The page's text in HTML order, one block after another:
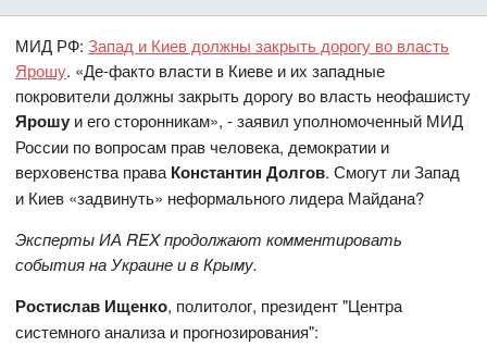
МИД РФ:Запад и Киев должны закрыть дорогу во власть
Ярошу. «Де-факто власти в Киеве и их западные
покровители должны закрыть дорогу во власть неофашисту
Ярошу и его сторонникам», - заявил уполномоченный МИД
России по вопросам прав человека, демократии и
верховенства права Константин Долгов. Смогут ли Запад
и Киев «задвинуть» неформального лидера Майдана?
Эксперты ИА REXпродолжают комментировать
события на Украине и в Крыму.
Ростислав Ищенко, политолог, президент "Центра
системного анализа и прогнозирования":